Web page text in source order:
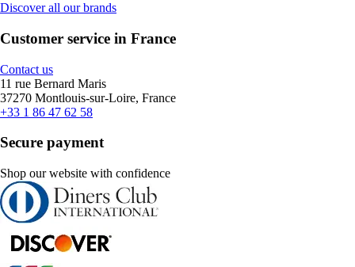
Discover all our brands
Customer service in France
Contact us
11 rue Bernard Maris
37270 Montlouis-sur-Loire, France
+33 1 86 47 62 58
Secure payment
Shop our website with confidence